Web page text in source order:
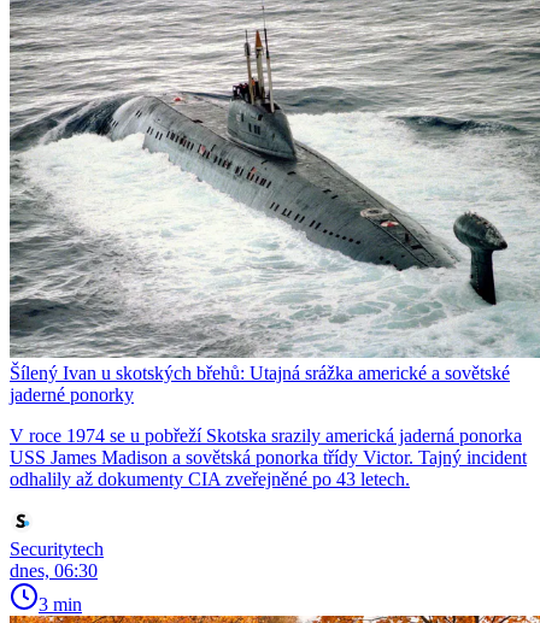
Šílený Ivan u skotských břehů: Utajná srážka americké a sovětské
jaderné ponorky
V roce 1974 se u pobřeží Skotska srazily americká jaderná ponorka
USS James Madison a sovětská ponorka třídy Victor. Tajný incident
odhalily až dokumenty CIA zveřejněné po 43 letech.
Securitytech
dnes, 06:30
3 min